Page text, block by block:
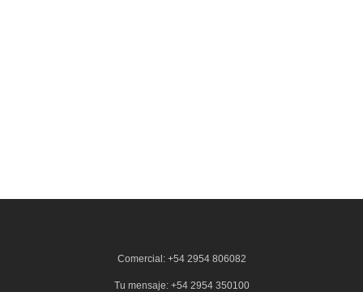
Comercial: +54 2954 806082
Tu mensaje: +54 2954 350100